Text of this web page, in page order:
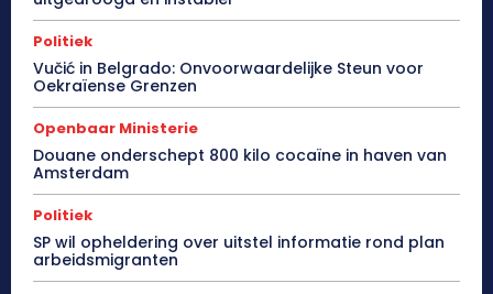
Politiek
Vučić in Belgrado: Onvoorwaardelijke Steun voor
Oekraïense Grenzen
Openbaar Ministerie
Douane onderschept 800 kilo cocaïne in haven van
Amsterdam
Politiek
SP wil opheldering over uitstel informatie rond plan
arbeidsmigranten